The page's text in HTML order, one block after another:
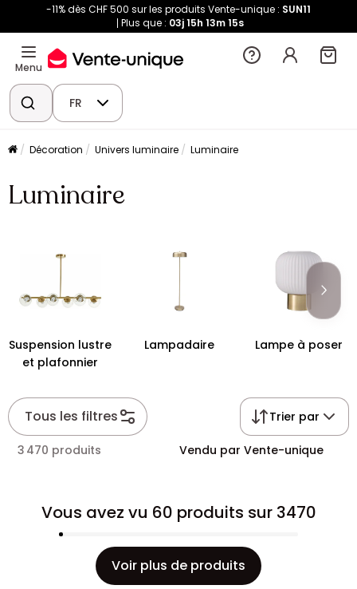
-11% dès CHF 500 sur les produits Vente-unique : SUN11
Plus que : 03j 15h 13m 14s
Menu
FR
Décoration Univers luminaire Luminaire
Luminaire
Suspension lustre
et plafonnier
Lampadaire Lampe à poser
Tous les filtres Trier par
3 470 produits Vendu par Vente-unique
Vous avez vu 60 produits sur 3470
Voir plus de produits